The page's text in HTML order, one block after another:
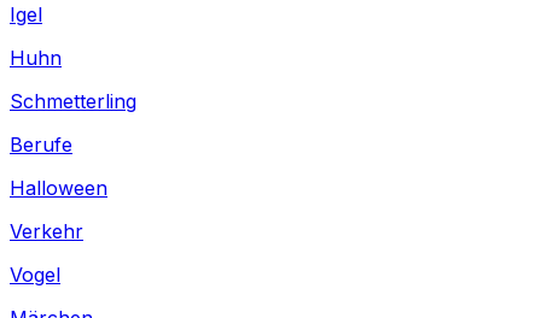
Igel
Huhn
Schmetterling
Berufe
Halloween
Verkehr
Vogel